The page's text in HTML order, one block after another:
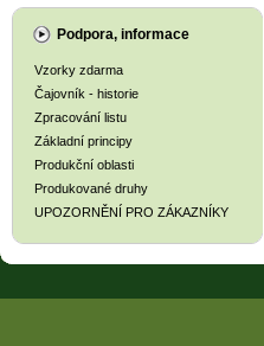
Podpora, informace
Vzorky zdarma
Čajovník - historie
Zpracování listu
Základní principy
Produkční oblasti
Produkované druhy
UPOZORNĚNÍ PRO ZÁKAZNÍKY